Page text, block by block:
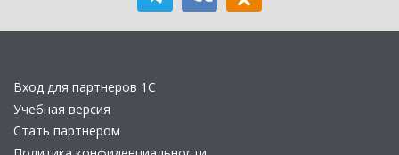
Вход для партнеров 1С
Учебная версия
Стать партнером